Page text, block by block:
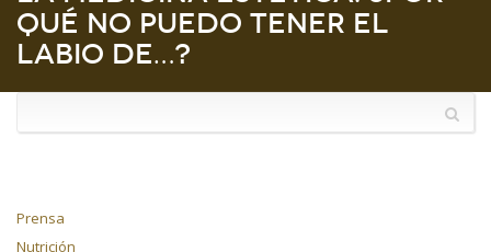
qué no puedo tener el
labio de…?
Prensa
Nutrición